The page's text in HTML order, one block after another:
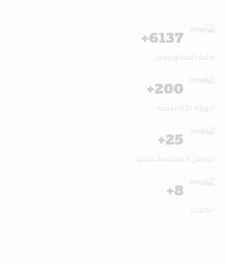
6137
+
طلبة البكالوريوس
200
+
الهيئة الأكاديمية
25
+
البرامج المعتمدة محليا
8
+
الكليات